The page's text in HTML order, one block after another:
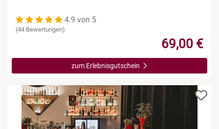
4.9 von 5
(44 Bewertungen)
69,00 €
zum Erlebnisgutschein